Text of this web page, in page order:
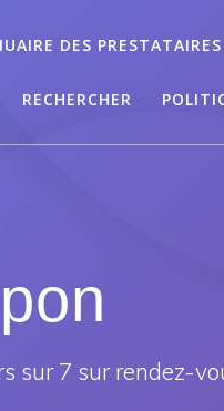
DES PRESTATAIRES
RECHERCHER
sur 7 sur rendez-